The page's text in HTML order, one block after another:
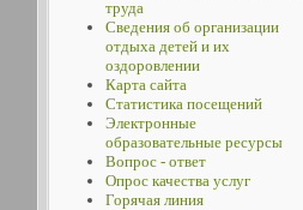
труда
Сведения об организации
отдыха детей и их
оздоровлении
Карта сайта
Статистика посещений
Электронные
образовательные ресурсы
Вопрос - ответ
Опрос качества услуг
Горячая линия